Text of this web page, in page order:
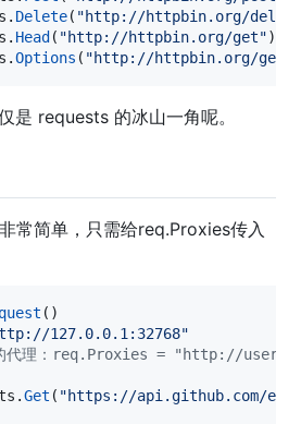
. Delete( "http://httpbin.org/
. Head ( "http://httpbin.org/get"
.Options ( "http://httpbin.org/get"
是 requests 的冰山一角呢。
常简单，只需给req.Proxies传入
127.0.0.1:32768"
代理：req.Proxies = "http://
.Get ( "https://api.github.com/